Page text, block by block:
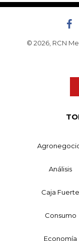
© 2026, RCN
Análisis
Caja Fuerte
Consumo
Economía